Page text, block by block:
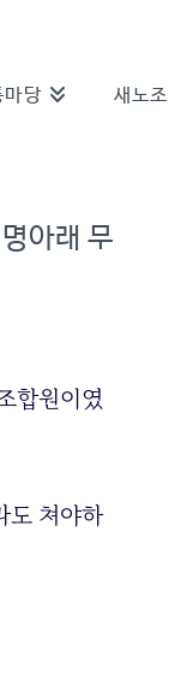
마당 새노
아래 무
합원이였
도 쳐야하